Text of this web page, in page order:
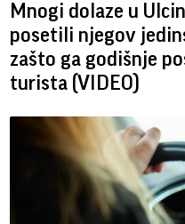
Mnogi dolaze u
posetili njegov
zašto ga godišnje
turista (VIDEO)